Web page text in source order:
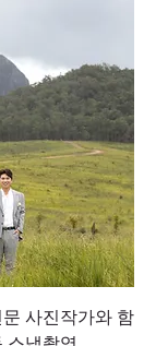
사진작가와 함